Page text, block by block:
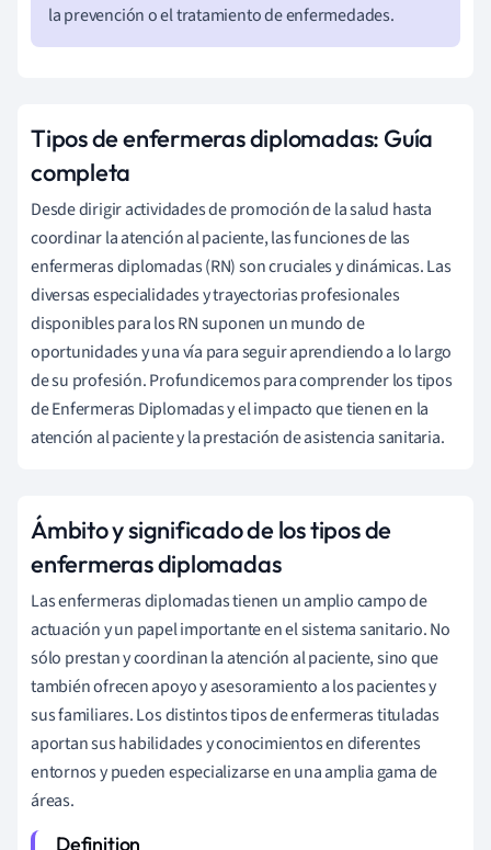
la prevención o el tratamiento de enfermedades.
Tipos de enfermeras diplomadas: Guía
completa
Desde dirigir actividades de promoción de la salud hasta
coordinar la atención al paciente, las funciones de las
enfermeras diplomadas (RN) son cruciales y dinámicas. Las
diversas especialidades y trayectorias profesionales
disponibles para los RN suponen un mundo de
oportunidades y una vía para seguir aprendiendo a lo largo
de su profesión. Profundicemos para comprender los tipos
de Enfermeras Diplomadas y el impacto que tienen en la
atención al paciente y la prestación de asistencia sanitaria.
Ámbito y significado de los tipos de
enfermeras diplomadas
Las enfermeras diplomadas tienen un amplio campo de
actuación y un papel importante en el sistema sanitario. No
sólo prestan y coordinan la atención al paciente, sino que
también ofrecen apoyo y asesoramiento a los pacientes y
sus familiares. Los distintos tipos de enfermeras tituladas
aportan sus habilidades y conocimientos en diferentes
entornos y pueden especializarse en una amplia gama de
áreas.